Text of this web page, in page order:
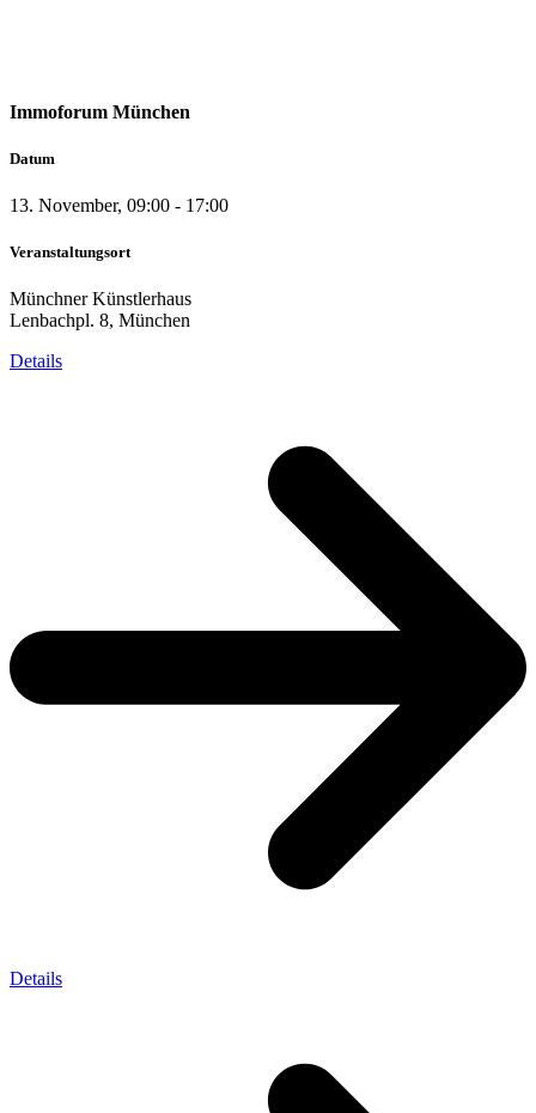
Immoforum München
Datum
13. November, 09:00 - 17:00
Veranstaltungsort
Münchner Künstlerhaus
Lenbachpl. 8, München
Details
Details